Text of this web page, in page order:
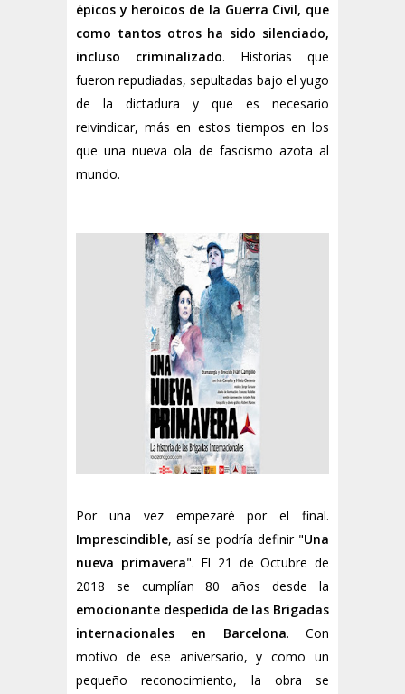
épicos y heroicos de la Guerra Civil, que
como tantos otros ha sido silenciado,
incluso criminalizado. Historias que
fueron repudiadas, sepultadas bajo el yugo
de la dictadura y que es necesario
reivindicar, más en estos tiempos en los
que una nueva ola de fascismo azota al
mundo.
Por una vez empezaré por el final.
Imprescindible, así se podría definir "Una
nueva primavera". El 21 de Octubre de
2018 se cumplían 80 años desde la
emocionante despedida de las Brigadas
internacionales en Barcelona. Con
motivo de ese aniversario, y como un
pequeño reconocimiento, la obra se